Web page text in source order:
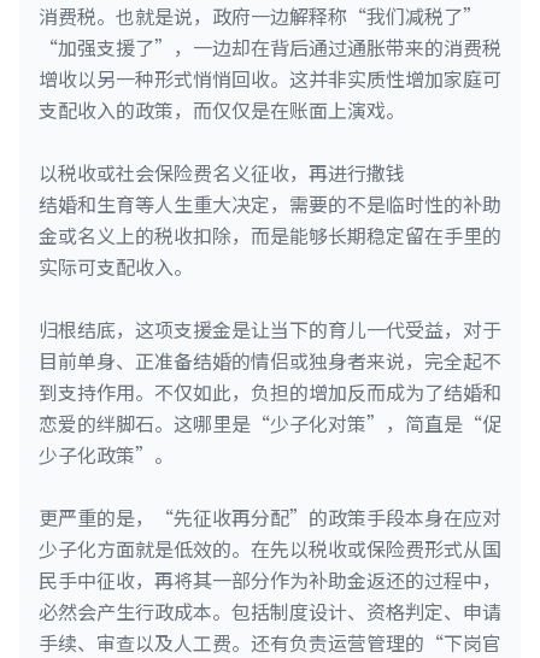
消费税。也就是说，政府一边解释称“我们减税了”
“加强支援了”，一边却在背后通过通胀带来的消费税
增收以另一种形式悄悄回收。这并非实质性增加家庭可
支配收入的政策，而仅仅是在账面上演戏。
以税收或社会保险费名义征收，再进行撒钱
结婚和生育等人生重大决定，需要的不是临时性的补助
金或名义上的税收扣除，而是能够长期稳定留在手里的
实际可支配收入。
归根结底，这项支援金是让当下的育儿一代受益，对于
目前单身、正准备结婚的情侣或独身者来说，完全起不
到支持作用。不仅如此，负担的增加反而成为了结婚和
恋爱的绊脚石。这哪里是“少子化对策”，简直是“促
少子化政策”。
更严重的是，“先征收再分配”的政策手段本身在应对
少子化方面就是低效的。在先以税收或保险费形式从国
民手中征收，再将其一部分作为补助金返还的过程中，
必然会产生行政成本。包括制度设计、资格判定、申请
手续、审查以及人工费。还有负责运营管理的“下岗官